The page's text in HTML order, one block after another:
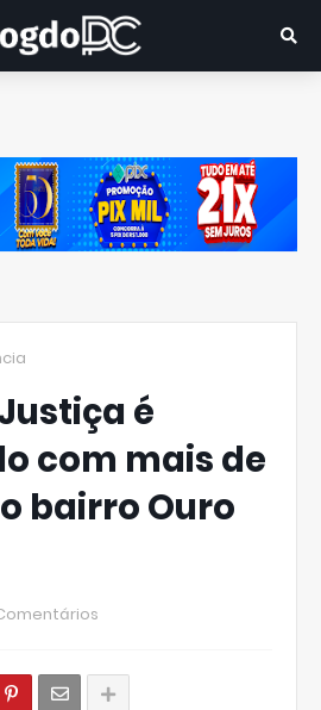
é
com mais de
bairro Ouro